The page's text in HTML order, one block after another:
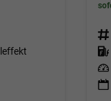
Fahrzeugnr.
Kraftstoff
Leistung